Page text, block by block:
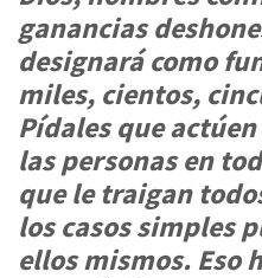
ganancias
designará como
miles, cientos,
Pídales que
las personas en
que le traigan
los casos simples
ellos mismos. Eso